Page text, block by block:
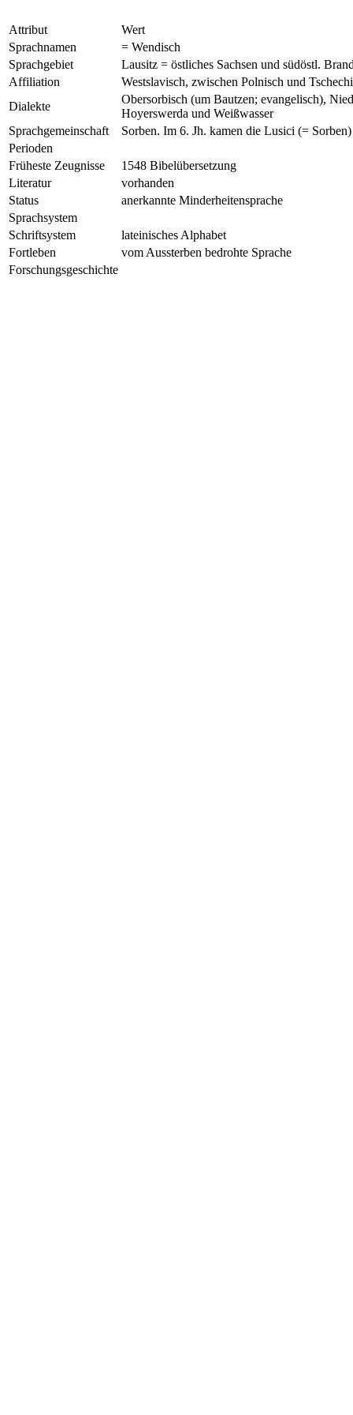
Attribut
Wert
Sprachnamen
= Wendisch
Sprachgebiet
Lausitz = östliches Sachsen und südöstl.
Affiliation
Westslavisch, zwischen Polnisch und
Dialekte
Obersorbisch (um Bautzen; evangelisch),
Hoyerswerda und Weißwasser
Sprachgemeinschaft
Sorben. Im 6. Jh. kamen die Lusici (=
Perioden
Früheste Zeugnisse
1548 Bibelübersetzung
Literatur
vorhanden
Status
anerkannte Minderheitensprache
Sprachsystem
Schriftsystem
lateinisches Alphabet
Fortleben
vom Aussterben bedrohte Sprache
Forschungsgeschichte